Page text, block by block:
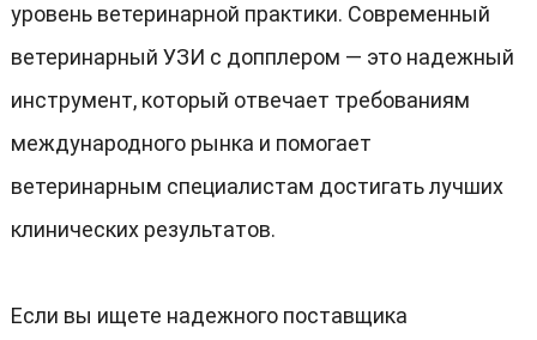
уровень ветеринарной практики. Современный
ветеринарный УЗИ с допплером — это надежный
инструмент, который отвечает требованиям
международного рынка и помогает
ветеринарным специалистам достигать лучших
клинических результатов.
Если вы ищете надежного поставщика